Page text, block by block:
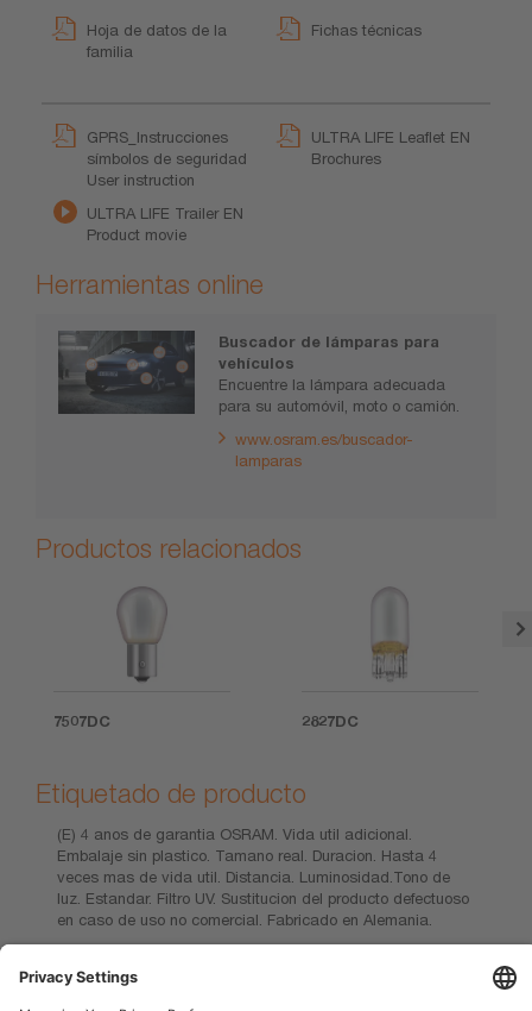
Hoja de datos de la
familia
Fichas técnicas
GPRS_Instrucciones
símbolos de seguridad
User instruction
ULTRA LIFE Leaflet EN
Brochures
ULTRA LIFE Trailer EN
Product movie
Herramientas online
Buscador de lámparas para
vehículos
Encuentre la lámpara adecuada
para su automóvil, moto o camión.
www.osram.es/buscador-
lamparas
Productos relacionados
7507DC 2827DC
Etiquetado de producto
(E) 4 anos de garantia OSRAM. Vida util adicional.
Embalaje sin plastico. Tamano real. Duracion. Hasta 4
veces mas de vida util. Distancia. Luminosidad.Tono de
luz. Estandar. Filtro UV. Sustitucion del producto defectuoso
en caso de uso no comercial. Fabricado en Alemania.